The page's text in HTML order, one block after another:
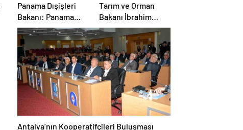
Panama Dışişleri
Bakanı: Panama
Kanalı’nın trafiği
artıyor
Tarım ve Orman
Bakanı İbrahim
Yumaklı, Ramazan
denetimlerini
sıklaştırdıklarını
açıkladı
Antalya’nın Kooperatifçileri Buluşması